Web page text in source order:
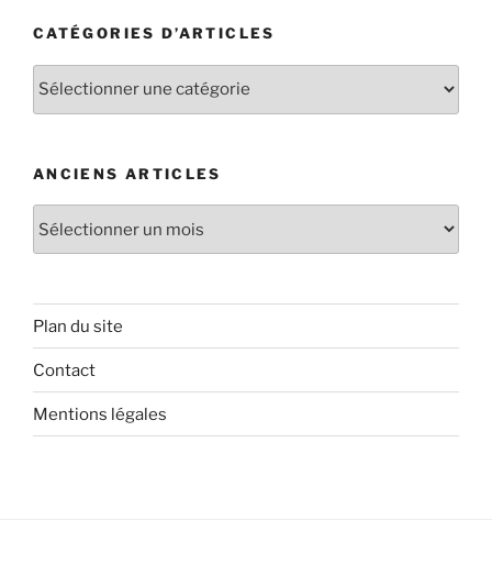
CATÉGORIES D’ARTICLES
Catégories
ANCIENS ARTICLES
Plan du site
Contact
Mentions légales